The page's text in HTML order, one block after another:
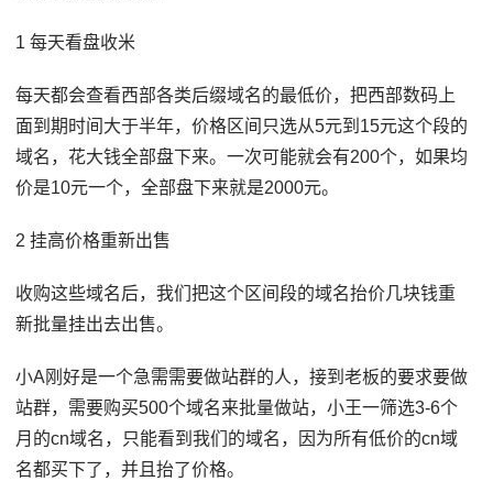
1 每天看盘收米
每天都会查看西部各类后缀域名的最低价，把西部数码上
面到期时间大于半年，价格区间只选从5元到15元这个段的
域名，花大钱全部盘下来。一次可能就会有200个，如果均
价是10元一个，全部盘下来就是2000元。
2 挂高价格重新出售
收购这些域名后，我们把这个区间段的域名抬价几块钱重
新批量挂出去出售。
小A刚好是一个急需需要做站群的人，接到老板的要求要做
站群，需要购买500个域名来批量做站，小王一筛选3-6个
月的cn域名，只能看到我们的域名，因为所有低价的cn域
名都买下了，并且抬了价格。